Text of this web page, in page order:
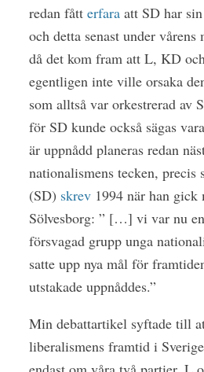
redan fått erfaraatt SD har sin
och detta senast under vårens
då det kom fram att L, KD
egentligen inte ville orsaka
som alltså var orkestrerad av
för SD kunde också sägas
är uppnådd planeras redan
nationalismens tecken, precis
(SD) skrev1994 när han gick
Sölvesborg: ” […] vi var nu
försvagad grupp unga
satte upp nya mål för
utstakade uppnåddes.”
Min debattartikel syftade till
liberalismens framtid i